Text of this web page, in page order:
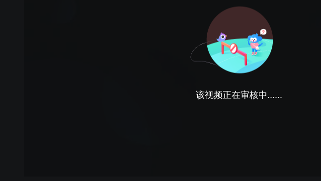
该视频正在审核中......